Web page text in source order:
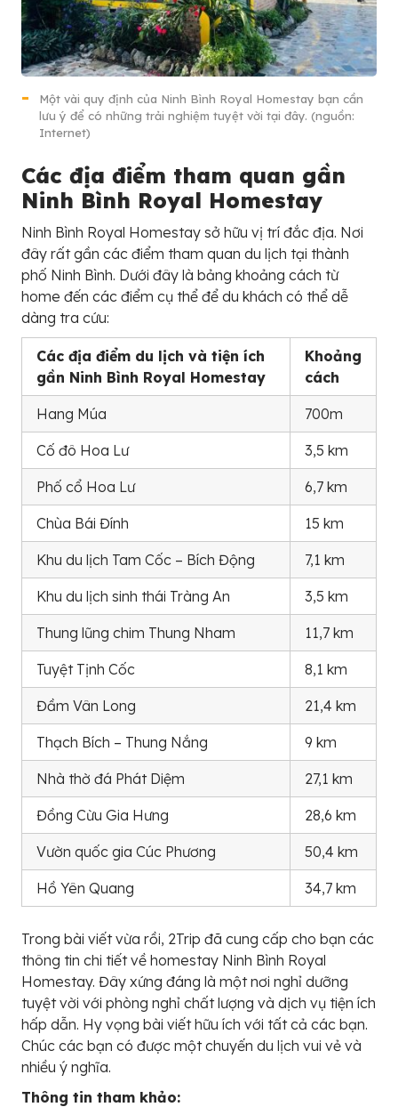
Một vài quy định của Ninh Bình Royal Homestay bạn cần
lưu ý để có những trải nghiệm tuyệt vời tại đây. (nguồn:
Internet)
Các địa điểm tham quan gần
Ninh Bình Royal Homestay
Ninh Bình Royal Homestay sở hữu vị trí đắc địa. Nơi
đây rất gần các điểm tham quan du lịch tại thành
phố Ninh Bình. Dưới đây là bảng khoảng cách từ
home đến các điểm cụ thể để du khách có thể dễ
dàng tra cứu:
Các địa điểm du lịch và tiện ích
gần Ninh Bình Royal Homestay
Khoảng
cách
Hang Múa 700m
Cố đô Hoa Lư 3,5 km
Phố cổ Hoa Lư 6,7 km
Chùa Bái Đính 15 km
Khu du lịch Tam Cốc – Bích Động 7,1 km
Khu du lịch sinh thái Tràng An 3,5 km
Thung lũng chim Thung Nham 11,7 km
Tuyệt Tịnh Cốc 8,1 km
Đầm Vân Long 21,4 km
Thạch Bích – Thung Nắng 9 km
Nhà thờ đá Phát Diệm 27,1 km
Đồng Cừu Gia Hưng 28,6 km
Vườn quốc gia Cúc Phương 50,4 km
Hồ Yên Quang 34,7 km
Trong bài viết vừa rồi, 2Trip đã cung cấp cho bạn các
thông tin chi tiết về homestay Ninh Bình Royal
Homestay. Đây xứng đáng là một nơi nghỉ dưỡng
tuyệt vời với phòng nghỉ chất lượng và dịch vụ tiện ích
hấp dẫn. Hy vọng bài viết hữu ích với tất cả các bạn.
Chúc các bạn có được một chuyến du lịch vui vẻ và
nhiều ý nghĩa.
Thông tin tham khảo: